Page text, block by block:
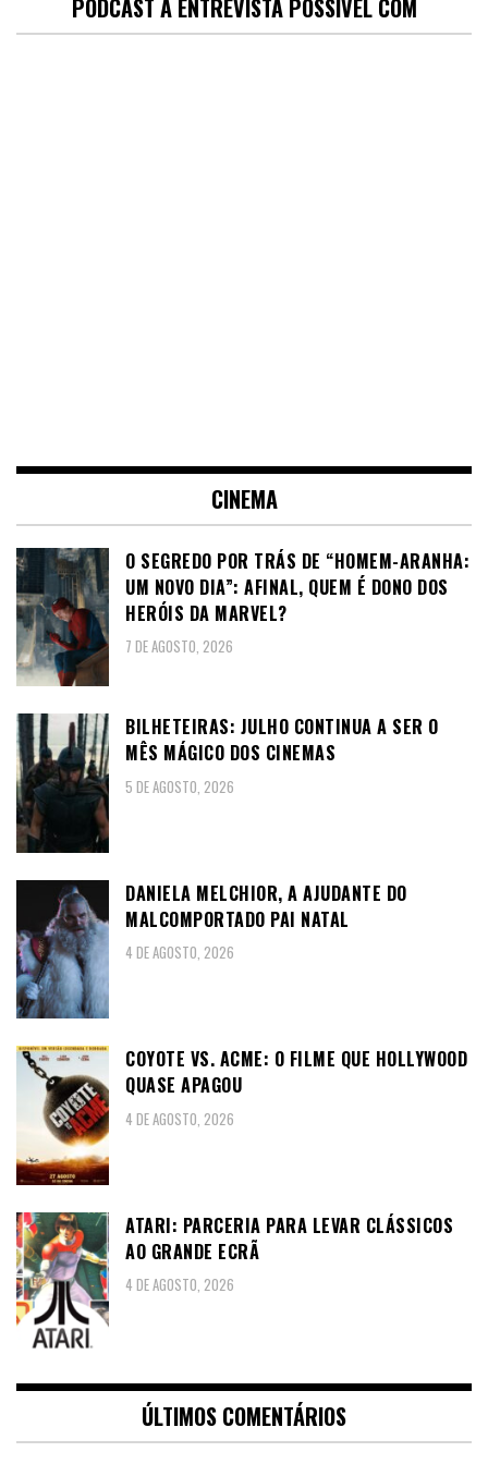
PODCAST A ENTREVISTA POSSÍVEL COM
CINEMA
O SEGREDO POR TRÁS DE “HOMEM-ARANHA:
UM NOVO DIA”: AFINAL, QUEM É DONO DOS
HERÓIS DA MARVEL?
7 DE AGOSTO, 2026
BILHETEIRAS: JULHO CONTINUA A SER O
MÊS MÁGICO DOS CINEMAS
5 DE AGOSTO, 2026
DANIELA MELCHIOR, A AJUDANTE DO
MALCOMPORTADO PAI NATAL
4 DE AGOSTO, 2026
COYOTE VS. ACME: O FILME QUE HOLLYWOOD
QUASE APAGOU
4 DE AGOSTO, 2026
ATARI: PARCERIA PARA LEVAR CLÁSSICOS
AO GRANDE ECRÃ
4 DE AGOSTO, 2026
ÚLTIMOS COMENTÁRIOS